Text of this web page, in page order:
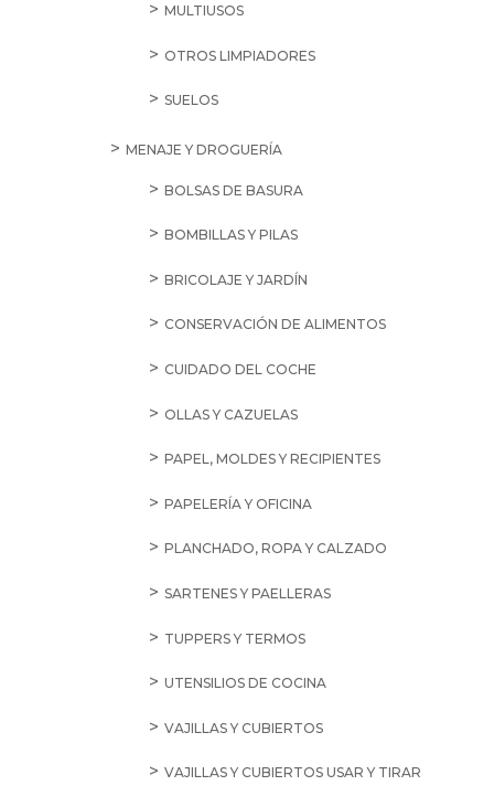
MULTIUSOS
OTROS LIMPIADORES
SUELOS
MENAJE Y DROGUERÍA
BOLSAS DE BASURA
BOMBILLAS Y PILAS
BRICOLAJE Y JARDÍN
CONSERVACIÓN DE ALIMENTOS
CUIDADO DEL COCHE
OLLAS Y CAZUELAS
PAPEL, MOLDES Y RECIPIENTES
PAPELERÍA Y OFICINA
PLANCHADO, ROPA Y CALZADO
SARTENES Y PAELLERAS
TUPPERS Y TERMOS
UTENSILIOS DE COCINA
VAJILLAS Y CUBIERTOS
VAJILLAS Y CUBIERTOS USAR Y TIRAR